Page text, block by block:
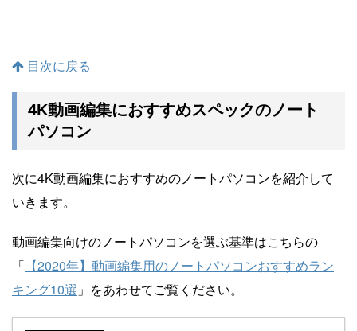
目次に戻る
4K動画編集におすすめスペックのノート
パソコン
次に4K動画編集におすすめのノートパソコンを紹介して
いきます。
動画編集向けのノートパソコンを選ぶ基準はこちらの
「 【2020年】動画編集用のノートパソコンおすすめラン
キング10選 」をあわせてご覧ください。